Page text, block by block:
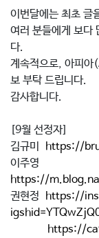
이번달에는 최초 글
여러 분들에게 보다
다.
계속적으로, 아피아
보 부탁 드립니다.
감사합니다.
[9월 선정자]
김규미
https://
이주영
https://
권현정
https://
https://